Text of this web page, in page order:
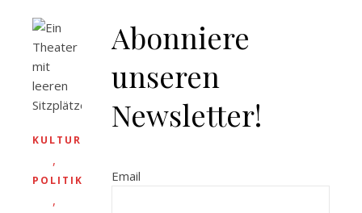
KULTUR
,
POLITIK
,
Abonniere
unseren
Newsletter!
Email